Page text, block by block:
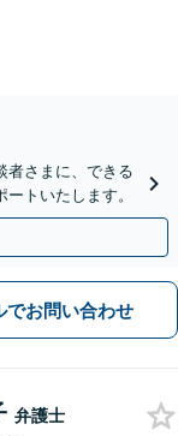
者さまに、できる
トいたします。
でお問い合わせ
弁護士